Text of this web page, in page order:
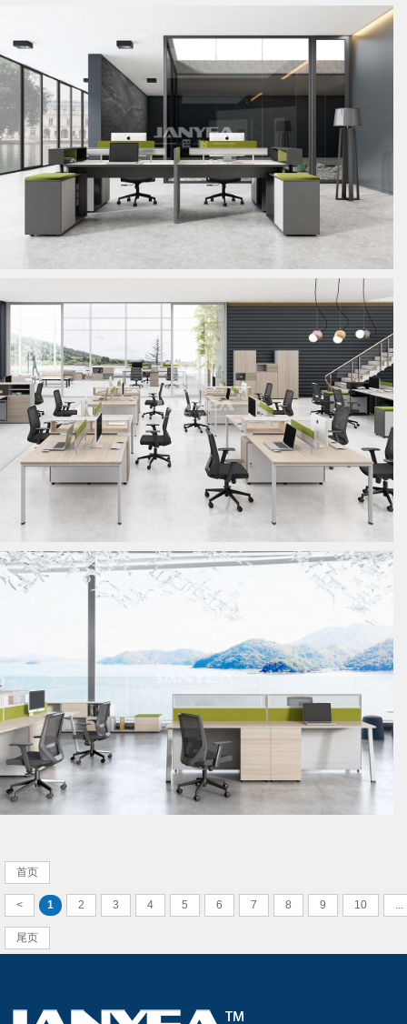
板式员工位
板式员工位
板式员工位
首页
< 1 2 3 4 5 6 7 8 9 10
尾页